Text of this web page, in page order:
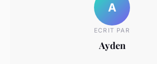
A
ECRIT PAR
Ayden